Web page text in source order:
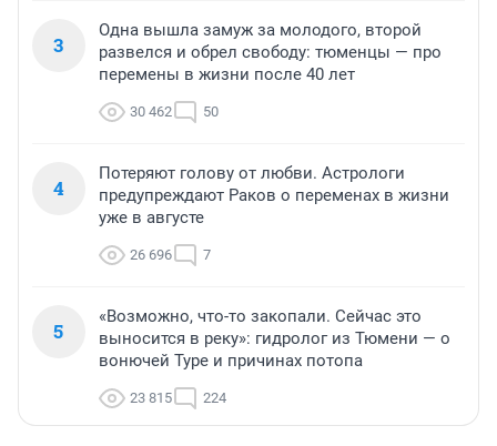
3
Одна вышла замуж за молодого, второй
развелся и обрел свободу: тюменцы — про
перемены в жизни после 40 лет
30 462 50
4
Потеряют голову от любви. Астрологи
предупреждают Раков о переменах в жизни
уже в августе
26 696 7
5
«Возможно, что-то закопали. Сейчас это
выносится в реку»: гидролог из Тюмени — о
вонючей Туре и причинах потопа
23 815 224